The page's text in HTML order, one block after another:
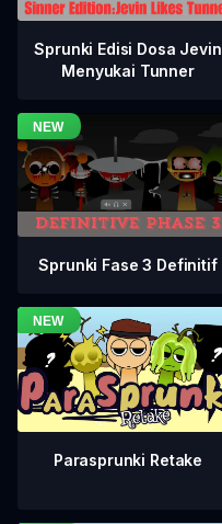
Sprunki Edisi Dosa Jevin
Menyukai Tunner
Sprunki Fase 3 Definitif
Parasprunki Retake